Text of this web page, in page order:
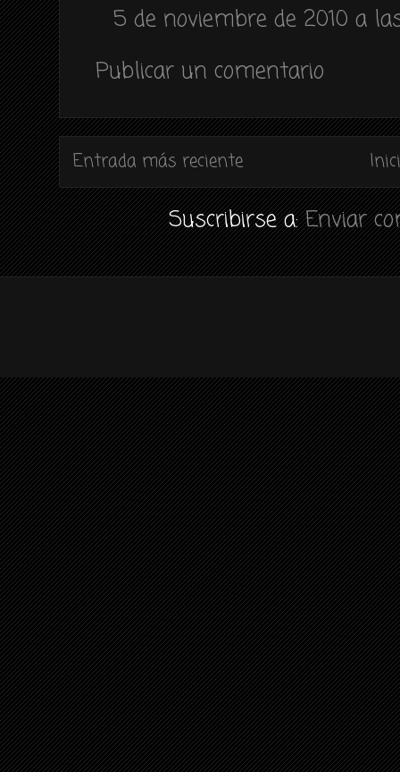
5 de noviembre de 2010 a
Publicar un comentario
Entrada más reciente
Suscribirse a:Enviar